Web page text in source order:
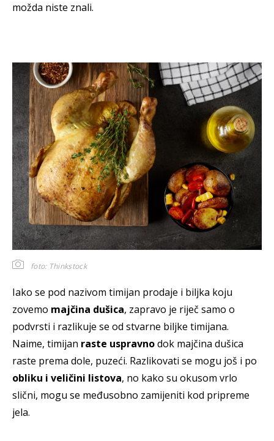
možda niste znali.
foto: Thinkstock
Iako se pod nazivom timijan prodaje i biljka koju
zovemo majčina dušica, zapravo je riječ samo o
podvrsti i razlikuje se od stvarne biljke timijana.
Naime, timijan raste uspravnodok majčina dušica
raste prema dole, puzeći. Razlikovati se mogu još i po
obliku i veličini listova, no kako su okusom vrlo
slični, mogu se međusobno zamijeniti kod pripreme
jela.